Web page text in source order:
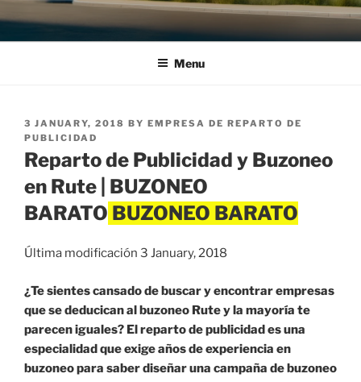
Menu
POSTED
ON
3 JANUARY, 2018 BY EMPRESA DE REPARTO DE
PUBLICIDAD
Reparto de Publicidad y Buzoneo
en Rute | BUZONEO
BARATO
Última modificación 3 January, 2018
¿Te sientes cansado de buscar y encontrar empresas
que se deducican al buzoneo Rute y la mayoría te
parecen iguales? El reparto de publicidad es una
especialidad que exige años de experiencia en
buzoneo para saber diseñar una campaña de buzoneo